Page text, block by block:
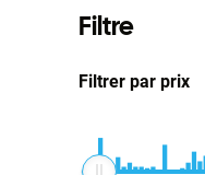
Filtre
Filtrer par prix